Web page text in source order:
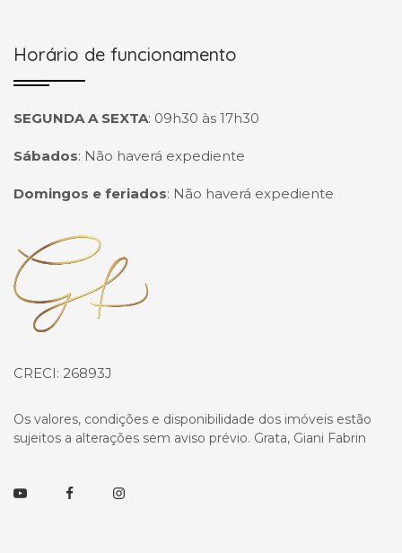
Horário de funcionamento
SEGUNDA A SEXTA: 09h30 às 17h30
Sábados: Não haverá expediente
Domingos e feriados: Não haverá expediente
Página inicial
CRECI: 26893J
Os valores, condições e disponibilidade dos imóveis estão
sujeitos a alterações sem aviso prévio. Grata, Giani Fabrin
YoutubeFacebookInstagram